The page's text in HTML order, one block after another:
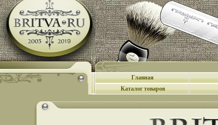
Главная
Каталог товаров